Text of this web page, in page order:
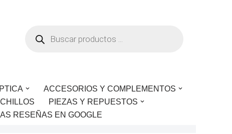
ACCESORIOS Y COMPLEMENTOS
PIEZAS Y REPUESTOS
RESEÑAS EN GOOGLE